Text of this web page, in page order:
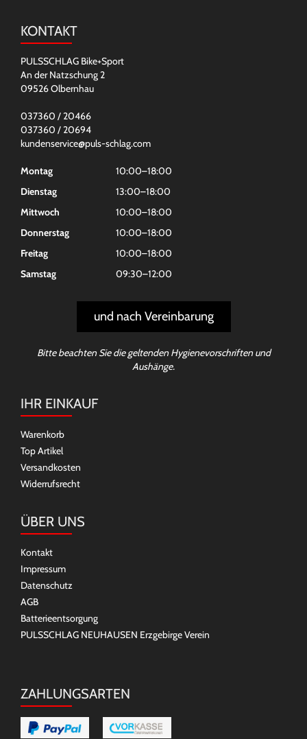
KONTAKT
PULSSCHLAG Bike+Sport
An der Natzschung 2
09526 Olbernhau
037360 / 20466
037360 / 20694
kundenservice@puls-schlag.com
Montag
10:00–18:00
Dienstag
13:00–18:00
Mittwoch
10:00–18:00
Donnerstag
10:00–18:00
Freitag
10:00–18:00
Samstag
09:30–12:00
und nach Vereinbarung
Bitte beachten Sie die geltenden Hygienevorschriften und
Aushänge.
IHR EINKAUF
Warenkorb
Top Artikel
Versandkosten
Widerrufsrecht
ÜBER UNS
Kontakt
Impressum
Datenschutz
AGB
Batterieentsorgung
PULSSCHLAG NEUHAUSEN Erzgebirge Verein
ZAHLUNGSARTEN